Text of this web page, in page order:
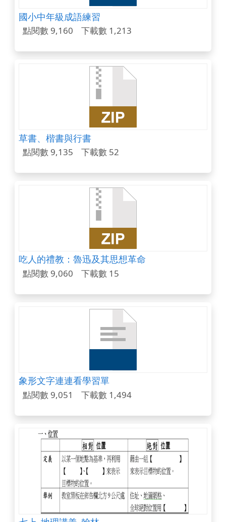
國小中年級成語練習
點閱數 9,160 下載數 1,213
草書、楷書與行書
點閱數 9,135 下載數 52
吃人的禮教：魯迅及其思想革命
點閱數 9,060 下載數 15
象形文字連連看學習單
點閱數 9,051 下載數 1,494